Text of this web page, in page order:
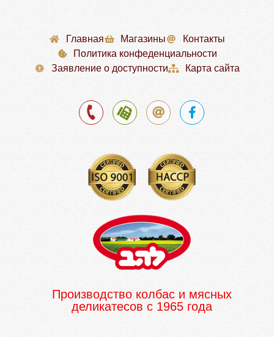
Главная Магазины
Контакты
Политика конфеденциальности
Заявление о доступности
Карта сайта
Производство колбас и мясных
деликатесов с 1965 года